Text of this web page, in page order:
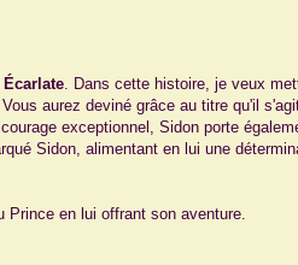
. Dans cette histoire, je veux
aurez deviné grâce au titre qu'il
exceptionnel, Sidon porte
Sidon, alimentant en lui une
Prince en lui offrant son aventure.